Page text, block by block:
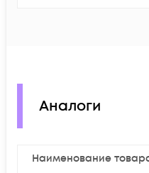
Аналоги
Наименование